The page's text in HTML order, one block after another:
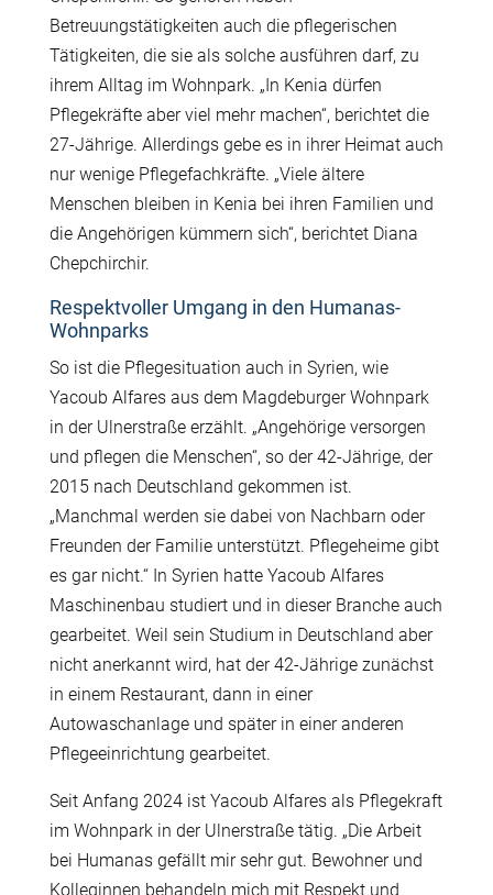
Betreuungstätigkeiten auch die pflegerischen
Tätigkeiten, die sie als solche ausführen darf, zu
ihrem Alltag im Wohnpark. „In Kenia dürfen
Pflegekräfte aber viel mehr machen“, berichtet die
27-Jährige. Allerdings gebe es in ihrer Heimat auch
nur wenige Pflegefachkräfte. „Viele ältere
Menschen bleiben in Kenia bei ihren Familien und
die Angehörigen kümmern sich“, berichtet Diana
Chepchirchir.
Respektvoller Umgang in den Humanas-
Wohnparks
So ist die Pflegesituation auch in Syrien, wie
Yacoub Alfares aus dem Magdeburger Wohnpark
in der Ulnerstraße erzählt. „Angehörige versorgen
und pflegen die Menschen“, so der 42-Jährige, der
2015 nach Deutschland gekommen ist.
„Manchmal werden sie dabei von Nachbarn oder
Freunden der Familie unterstützt. Pflegeheime gibt
es gar nicht.“ In Syrien hatte Yacoub Alfares
Maschinenbau studiert und in dieser Branche auch
gearbeitet. Weil sein Studium in Deutschland aber
nicht anerkannt wird, hat der 42-Jährige zunächst
in einem Restaurant, dann in einer
Autowaschanlage und später in einer anderen
Pflegeeinrichtung gearbeitet.
Seit Anfang 2024 ist Yacoub Alfares als Pflegekraft
im Wohnpark in der Ulnerstraße tätig. „Die Arbeit
bei Humanas gefällt mir sehr gut. Bewohner und
Kolleginnen behandeln mich mit Respekt und